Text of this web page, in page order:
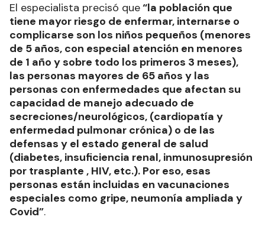
El especialista precisó que“la población que
tiene mayor riesgo de enfermar, internarse o
complicarse son los niños pequeños (menores
de 5 años, con especial atención en menores
de 1 año y sobre todo los primeros 3 meses),
las personas mayores de 65 años y las
personas con enfermedades que afectan su
capacidad de manejo adecuado de
secreciones/neurológicos, (cardiopatía y
enfermedad pulmonar crónica) o de las
defensas y el estado general de salud
(diabetes, insuficiencia renal, inmunosupresión
por trasplante , HIV, etc.). Por eso, esas
personas están incluidas en vacunaciones
especiales como gripe, neumonía ampliada y
Covid”.